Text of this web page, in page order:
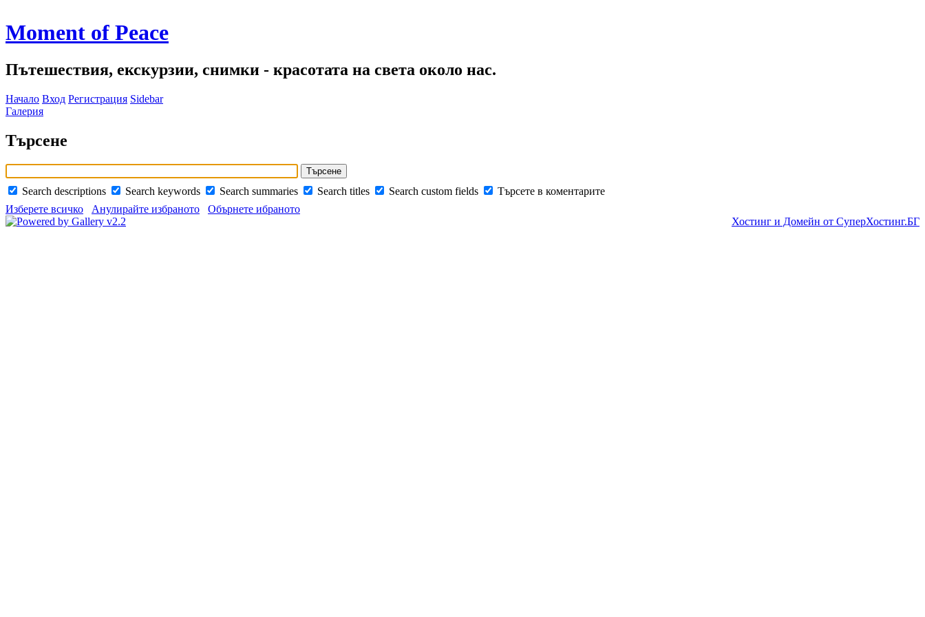
Moment of Peace
Пътешествия, екскурзии, снимки - красотата на света около нас.
Начало Вход Регистрация Sidebar
Галерия
Търсене
Search descriptions Search keywords Search summaries Search titles Search custom fields
Търсете в коментарите
Изберете всичко
Анулирайте избраното
Обърнете ибраното
Хостинг и Домейн от СуперХостинг.БГ